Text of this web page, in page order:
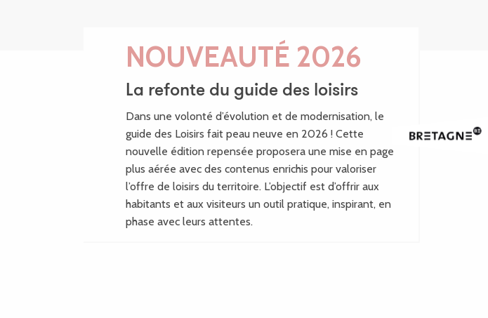
NOUVEAUTÉ 2026
La refonte du guide des loisirs
Dans une volonté d’évolution et de modernisation, le
guide des Loisirs fait peau neuve en 2026 ! Cette
nouvelle édition repensée proposera une mise en page
plus aérée avec des contenus enrichis pour valoriser
l’offre de loisirs du territoire. L’objectif est d’offrir aux
habitants et aux visiteurs un outil pratique, inspirant, en
phase avec leurs attentes.